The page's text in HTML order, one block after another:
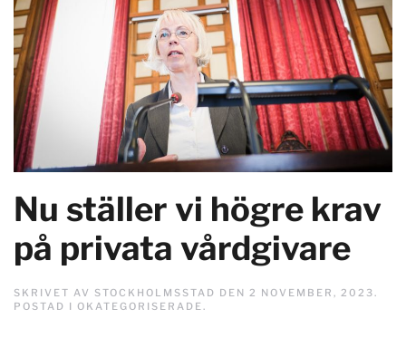
Nu ställer vi högre krav
på privata vårdgivare
SKRIVET AV STOCKHOLMSSTAD DEN 2 NOVEMBER, 2023 .
POSTAD I OKATEGORISERADE .